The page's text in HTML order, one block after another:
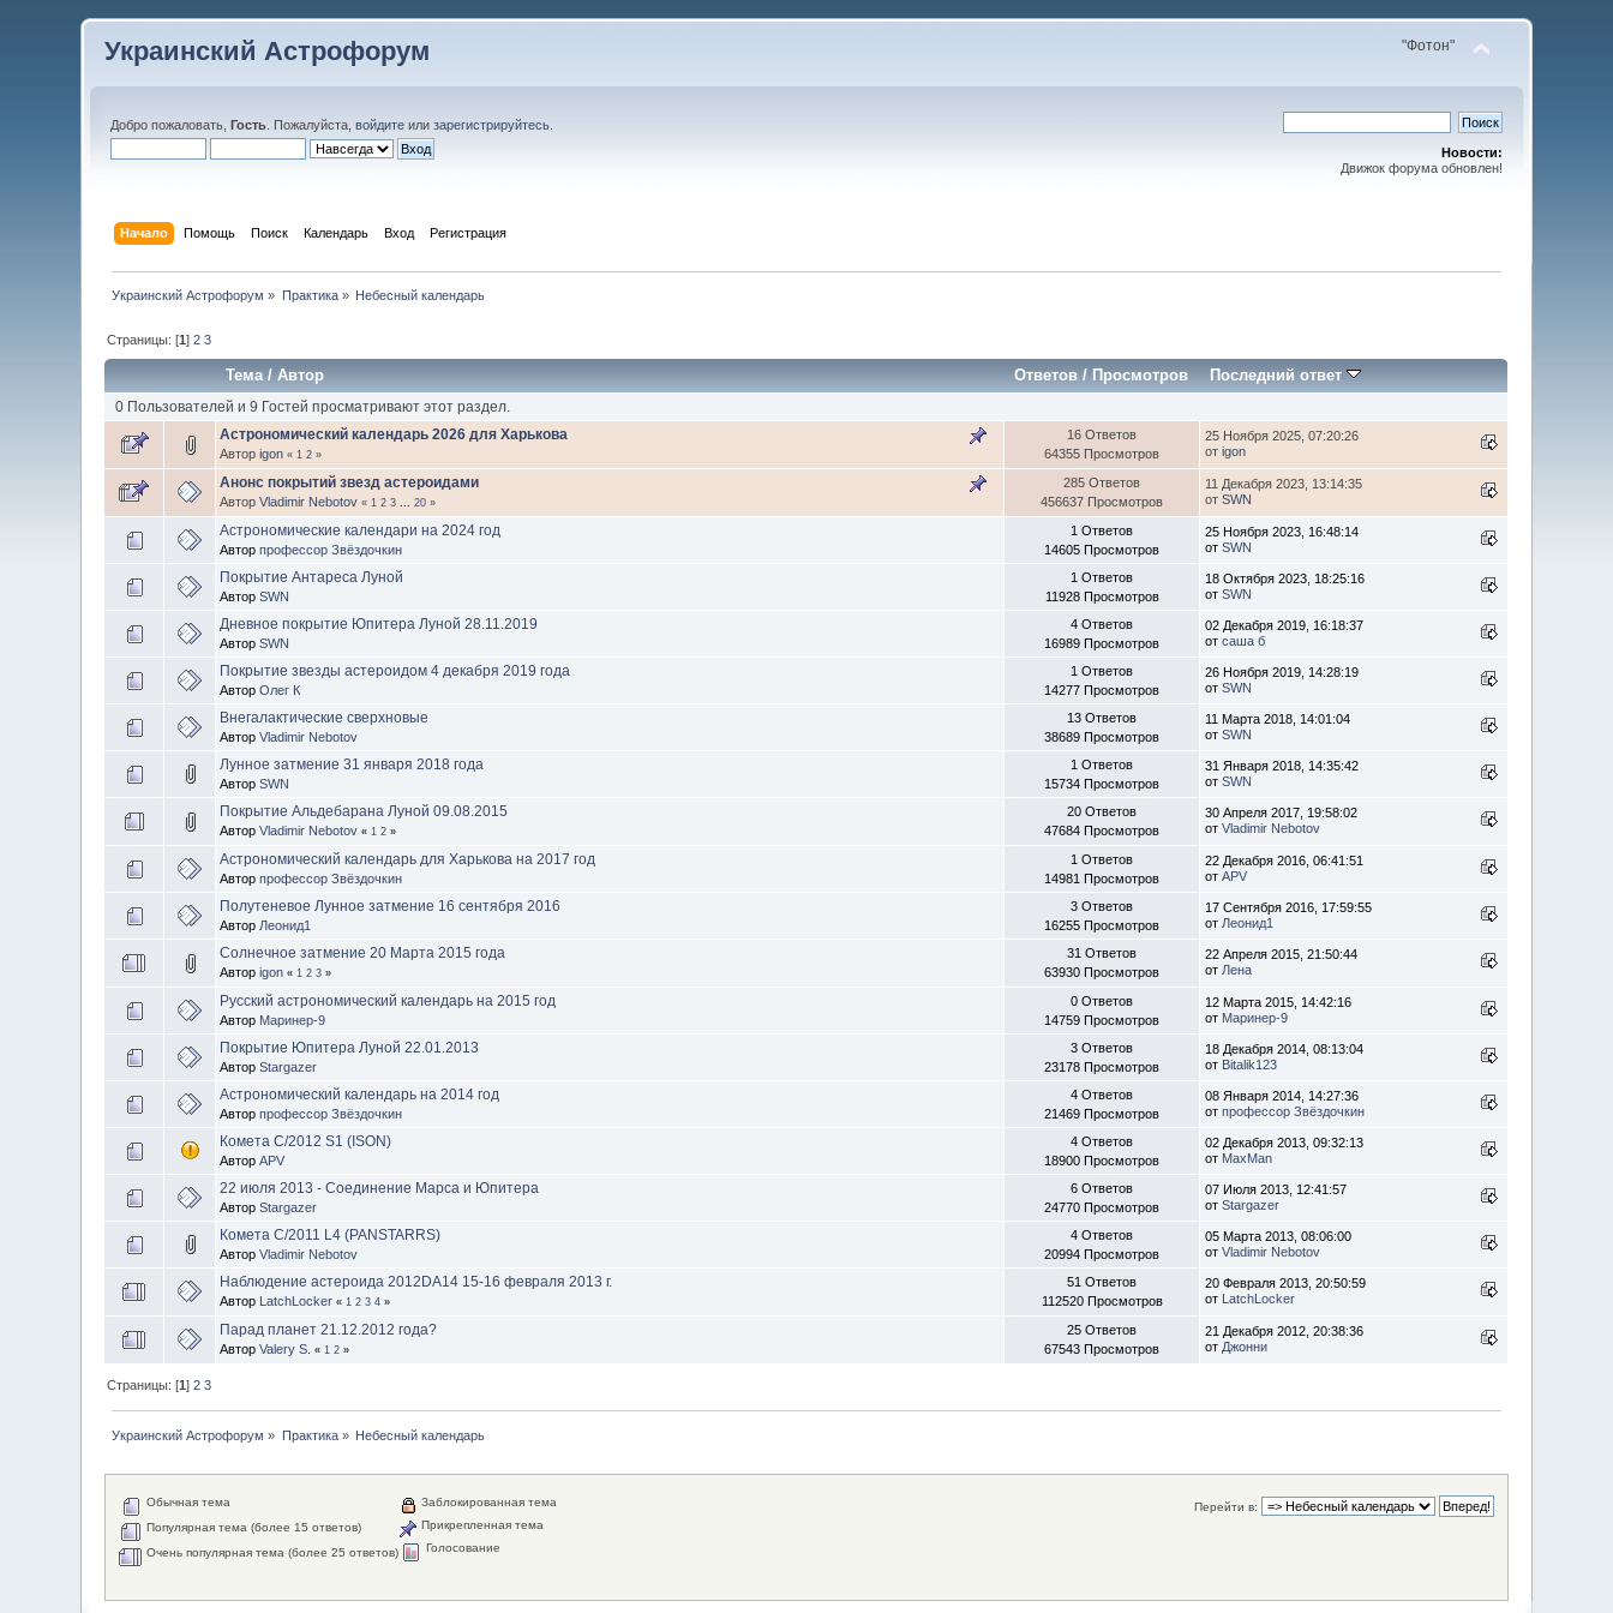
Украинский Астрофорум "Фотон"
Добро пожаловать,Гость . Пожалуйста,войдите илизарегистрируйтесь
Новости:
Движок форума обновлен!
Начало Помощь Поиск Календарь Вход Регистрация
Украинский Астрофорум » Практика» Небесный календарь
Страницы: [1]2 3
Тема/Автор Ответов /Просмотров Последний ответ
0 Пользователей и 9 Гостей просматривают этот раздел.
Астрономический календарь 2026 для Харькова
Авторigon « 1 2 »
16 Ответов
64355 Просмотров
25 Ноября 2025, 07:20:26
отigon
Анонс покрытий звезд астероидами
АвторVladimir Nebotov « 1 2 3 ...20 »
285 Ответов
456637 Просмотров
11 Декабря 2023, 13:14:35
отSWN
Астрономические календари на 2024 год
Авторпрофессор Звёздочкин
1 Ответов
14605 Просмотров
25 Ноября 2023, 16:48:14
отSWN
Покрытие Антареса Луной
АвторSWN
1 Ответов
11928 Просмотров
18 Октября 2023, 18:25:16
отSWN
Дневное покрытие Юпитера Луной 28.11.2019
АвторSWN
4 Ответов
16989 Просмотров
02 Декабря 2019, 16:18:37
отсаша б
Покрытие звезды астероидом 4 декабря 2019 года
АвторОлег К
1 Ответов
14277 Просмотров
26 Ноября 2019, 14:28:19
отSWN
Внегалактические сверхновые
АвторVladimir Nebotov
13 Ответов
38689 Просмотров
11 Марта 2018, 14:01:04
отSWN
Лунное затмение 31 января 2018 года
АвторSWN
1 Ответов
15734 Просмотров
31 Января 2018, 14:35:42
отSWN
Покрытие Альдебарана Луной 09.08.2015
АвторVladimir Nebotov « 1 2 »
20 Ответов
47684 Просмотров
30 Апреля 2017, 19:58:02
отVladimir Nebotov
Астрономический календарь для Харькова на 2017 год
Авторпрофессор Звёздочкин
1 Ответов
14981 Просмотров
22 Декабря 2016, 06:41:51
отAPV
Полутеневое Лунное затмение 16 сентября 2016
Автор Леонид1
3 Ответов
16255 Просмотров
17 Сентября 2016, 17:59:55
от Леонид1
Солнечное затмение 20 Марта 2015 года
Авторigon « 1 2 3 »
31 Ответов
63930 Просмотров
22 Апреля 2015, 21:50:44
от Лена
Русский астрономический календарь на 2015 год
Автор Маринер-9
0 Ответов
14759 Просмотров
12 Марта 2015, 14:42:16
от Маринер-9
Покрытие Юпитера Луной 22.01.2013
АвторStargazer
3 Ответов
23178 Просмотров
18 Декабря 2014, 08:13:04
от Bitalik123
Астрономический календарь на 2014 год
Авторпрофессор Звёздочкин
4 Ответов
21469 Просмотров
08 Января 2014, 14:27:36
отпрофессор Звёздочкин
Комета C/2012 S1 (ISON)
АвторAPV
4 Ответов
18900 Просмотров
02 Декабря 2013, 09:32:13
от MaxMan
22 июля 2013 - Соединение Марса и Юпитера
АвторStargazer
6 Ответов
24770 Просмотров
07 Июля 2013, 12:41:57
отStargazer
Комета C/2011 L4 (PANSTARRS)
АвторVladimir Nebotov
4 Ответов
20994 Просмотров
05 Марта 2013, 08:06:00
отVladimir Nebotov
Наблюдение астероида 2012DA14 15-16 февраля 2013 г.
Автор LatchLocker « 1 2 3 4 »
51 Ответов
112520 Просмотров
20 Февраля 2013, 20:50:59
от LatchLocker
Парад планет 21.12.2012 года?
АвторValery S. « 1 2 »
25 Ответов
67543 Просмотров
21 Декабря 2012, 20:38:36
от Джонни
Страницы: [1]2 3
Украинский Астрофорум » Практика» Небесный календарь
Перейти в:
Обычная тема
Популярная тема (более 15 ответов)
Очень популярная тема (более 25 ответов)
Заблокированная тема
Прикрепленная тема
Голосование